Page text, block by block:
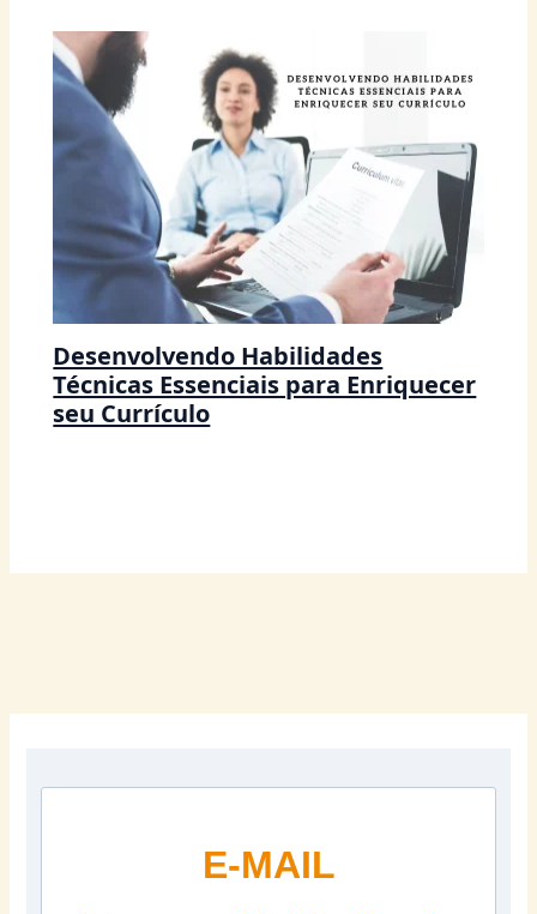
Desenvolvendo Habilidades
Técnicas Essenciais para Enriquecer
seu Currículo
E-MAIL